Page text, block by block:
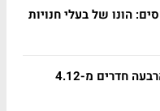
הונו של בעלי חנויות
תל בנימין: באותו בניין ירדו ארבעה חדרים מ-4.12